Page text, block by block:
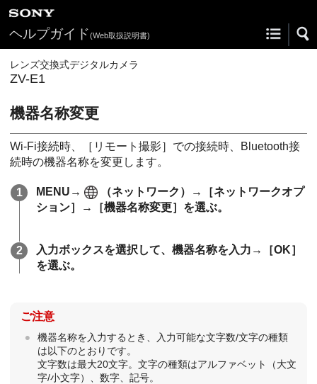
ヘルプガイド(Web取扱説明書)
レンズ交換式デジタルカメラ
ZV-E1
機器名称変更
Wi-Fi接続時、 ［リモート撮影］ での接続時、Bluetooth接
続時の機器名称を変更します。
MENU → （ネットワーク ）→
［ネットワークオプ
ション］
→ ［機器名称変更］ を選ぶ。
入力ボックスを選択して、機器名称を入力→
［OK］
を選ぶ。
ご注意
機器名称を入力するとき、入力可能な文字数/文字の種類
は以下のとおりです。
文字数は最大20文字。文字の種類はアルファベット（大文
字/小文字）、数字、記号。